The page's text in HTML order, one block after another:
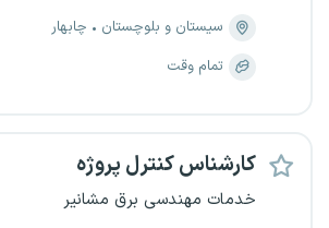
سیستان و بلوچستان
چابهار
تمام وقت
کارشناس کنترل پروژه
خدمات مهندسی برق مشانیر